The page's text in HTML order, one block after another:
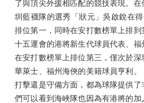
了與頂尖外援相匹配的競技表現。在
圳藍襪隊的選秀「狀元」吳啟銳在
排位第一，同時在安打數榜單上排到
十五運會的港將新生代球員代表、福
在安打數榜單上排位第三，僅次於深
華萊士、福州海俠的美籍球員亨利。
打擊還是守備方面，都為球隊提供
們可以看到海峽隊也因為有港將的